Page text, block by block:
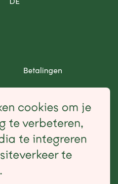
Betalingen
Contact opnemen
nieuwsbrief
cookies om je
te verbeteren,
te integreren
te